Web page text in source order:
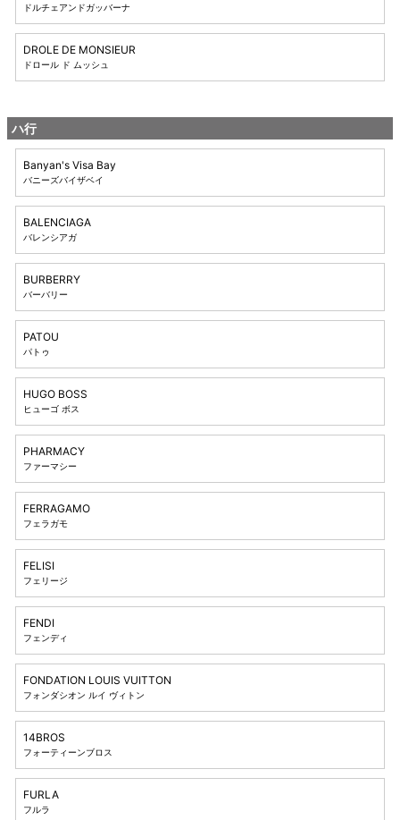
ドルチェアンドガッバーナ
DROLE DE MONSIEUR
ドロール ド ムッシュ
ハ行
Banyan's Visa Bay
バニーズバイザベイ
BALENCIAGA
バレンシアガ
BURBERRY
バーバリー
PATOU
パトゥ
HUGO BOSS
ヒューゴ ボス
PHARMACY
ファーマシー
FERRAGAMO
フェラガモ
FELISI
フェリージ
FENDI
フェンディ
FONDATION LOUIS VUITTON
フォンダシオン ルイ ヴィトン
14BROS
フォーティーンブロス
FURLA
フルラ